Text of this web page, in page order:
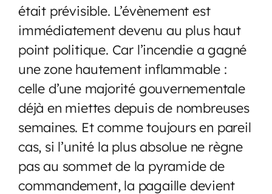
était prévisible. L’évènement est
immédiatement devenu au plus haut
point politique. Car l’incendie a gagné
une zone hautement inflammable :
celle d’une majorité gouvernementale
déjà en miettes depuis de nombreuses
semaines. Et comme toujours en pareil
cas, si l’unité la plus absolue ne règne
pas au sommet de la pyramide de
commandement, la pagaille devient